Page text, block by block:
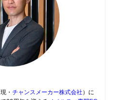
・ チャンスメーカー株式会社 ）に